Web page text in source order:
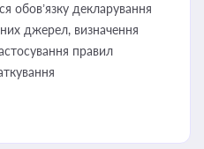
обов’язку декларування
джерел, визначення
правил